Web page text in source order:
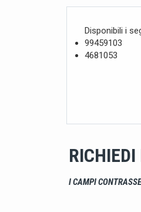
Disponibili i
99459103
4681053
I CAMPI